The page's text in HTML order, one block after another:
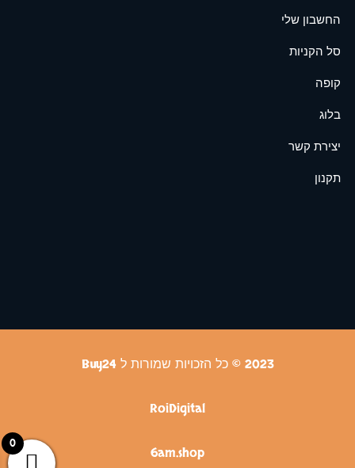
החשבון שלי
סל הקניות
קופה
בלוג
יצירת קשר
תקנון
2023 © כל הזכויות שמורות ל Buy24
RoiDigital
6am.shop
0